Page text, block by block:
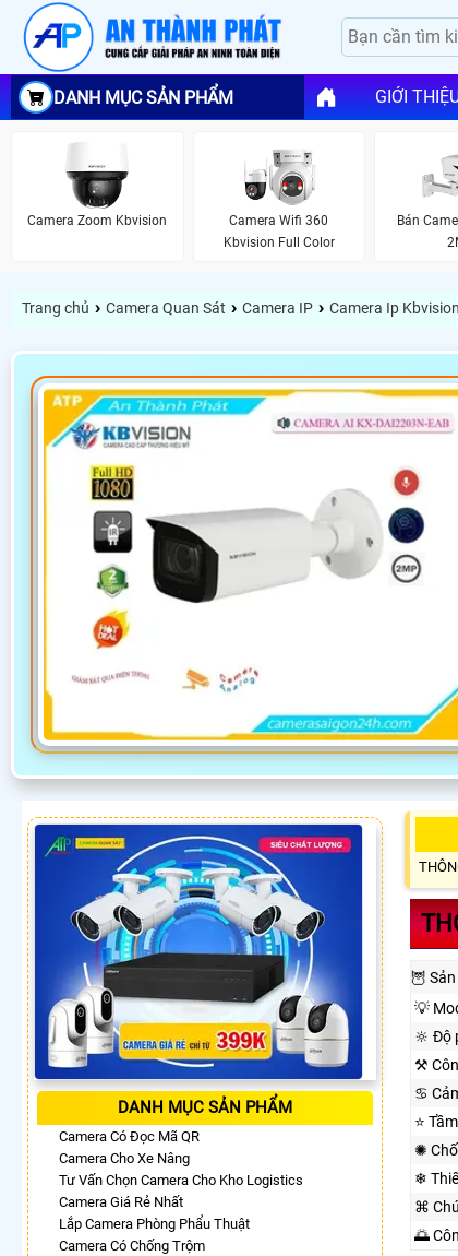
DANH MỤC SẢN PHẨM GIỚI
Camera Zoom Kbvision
Camera Wifi 360
Kbvision Full Color
Bán
Trang chủ › Camera Quan Sát › Camera IP › Camera Ip
DANH MỤC SẢN PHẨM
Camera Có Đọc Mã QR
Camera Cho Xe Nâng
Tư Vấn Chọn Camera Cho Kho Logistics
Camera Giá Rẻ Nhất
Lắp Camera Phòng Phẩu Thuật
Camera Có Chống Trộm
🦉
💡
🔆 Độ
⚒
♋
⭐
✺
❄
⌘
🌅